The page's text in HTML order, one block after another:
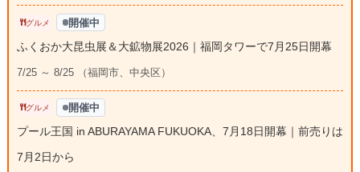
グルメ 開催中
ふくおか大昆虫展＆大鉱物展2026｜福岡タワーで7月25日開幕
7/25 ～ 8/25 （福岡市、中央区）
グルメ 開催中
プール王国 in ABURAYAMA FUKUOKA、7月18日開幕｜前売りは
7月2日から